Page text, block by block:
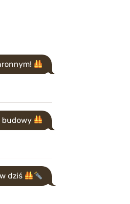
budowy
dziś